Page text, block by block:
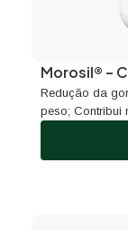
Morosil® –
Redução da
peso; Contribui